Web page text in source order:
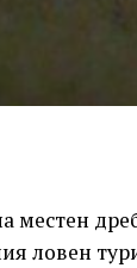
местен
ловен